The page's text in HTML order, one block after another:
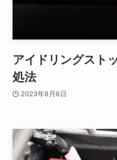
アイドリングスト
処法
2023年8月6日